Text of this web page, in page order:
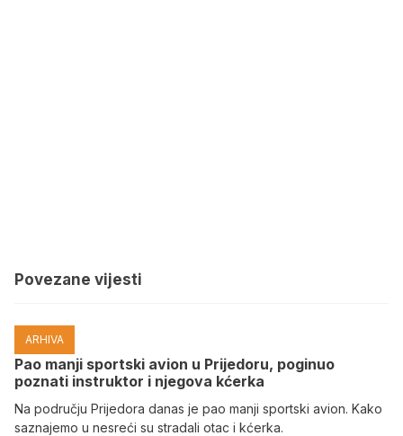
Povezane vijesti
ARHIVA
Pao manji sportski avion u Prijedoru, poginuo
poznati instruktor i njegova kćerka
Na području Prijedora danas je pao manji sportski avion. Kako
saznajemo u nesreći su stradali otac i kćerka.